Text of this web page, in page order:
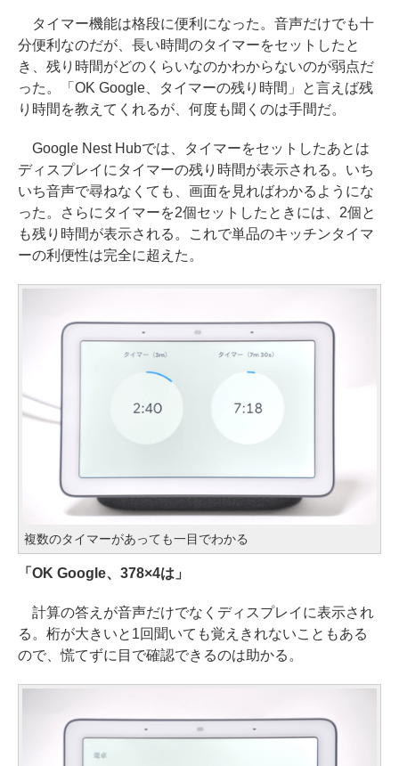
タイマー機能は格段に便利になった。音声だけでも十
分便利なのだが、長い時間のタイマーをセットしたと
き、残り時間がどのくらいなのかわからないのが弱点だ
った。「OK Google、タイマーの残り時間」と言えば残
り時間を教えてくれるが、何度も聞くのは手間だ。
Google Nest Hubでは、タイマーをセットしたあとは
ディスプレイにタイマーの残り時間が表示される。いち
いち音声で尋ねなくても、画面を見ればわかるようにな
った。さらにタイマーを2個セットしたときには、2個と
も残り時間が表示される。これで単品のキッチンタイマ
ーの利便性は完全に超えた。
複数のタイマーがあっても一目でわかる
「OK Google、378×4は」
計算の答えが音声だけでなくディスプレイに表示され
る。桁が大きいと1回聞いても覚えきれないこともある
ので、慌てずに目で確認できるのは助かる。